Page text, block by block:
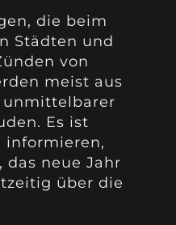
die beim
Städten und
von
meist aus
unmittelbarer
Es ist
informieren,
das neue Jahr
über die